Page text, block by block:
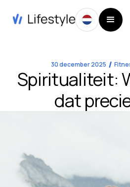
30 december 2025
Spiritualiteit:
dat